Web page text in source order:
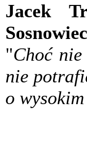
Jacek
"Choć nie
nie
o